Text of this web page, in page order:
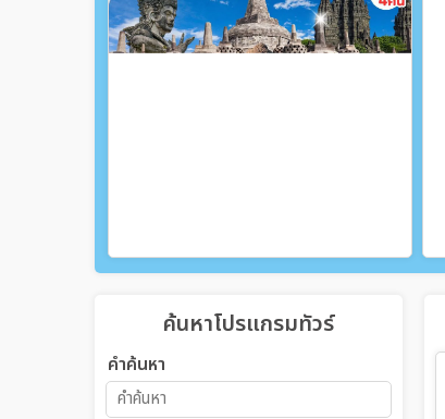
ค้นหาโปรแกรมทัวร์
คำค้นหา